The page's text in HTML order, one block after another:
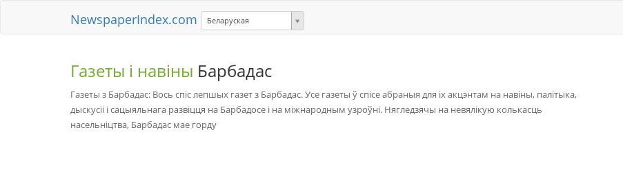
NewspaperIndex.com Беларуская
Газеты і навіны Барбадас
Газеты з Барбадас: Вось спіс лепшых газет з Барбадас. Усе газеты ў спісе абраныя для іх акцэнтам на навіны, палітыка,
дыскусіі і сацыяльнага развіцця на Барбадосе і на міжнародным узроўні. Нягледзячы на невялікую колькасць
насельніцтва, Барбадас мае горду